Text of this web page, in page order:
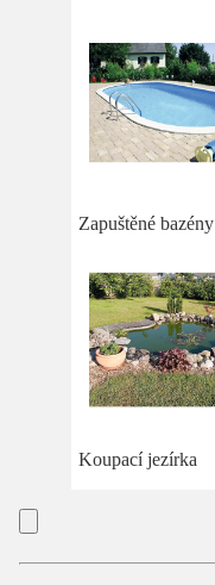
Zapuštěné bazény
Koupací jezírka